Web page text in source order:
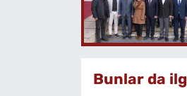
Bunlar da